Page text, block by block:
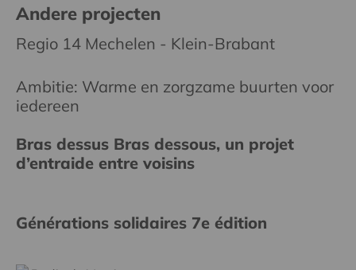
Andere projecten
Regio 14 Mechelen - Klein-Brabant
Ambitie: Warme en zorgzame buurten voor
iedereen
Bras dessus Bras dessous, un projet
d’entraide entre voisins
Générations solidaires 7e édition